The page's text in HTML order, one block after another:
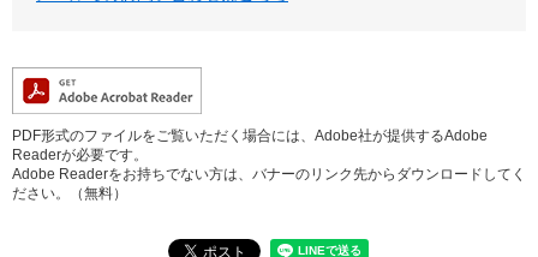
PDF形式のファイルをご覧いただく場合には、Adobe社が提供するAdobe
Readerが必要です。
Adobe Readerをお持ちでない方は、バナーのリンク先からダウンロードしてく
ださい。（無料）